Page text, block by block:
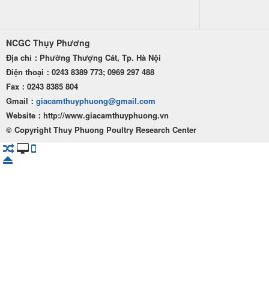
NCGC Thụy Phương
Địa chỉ：Phường Thượng Cát, Tp. Hà Nội
Điện thoại：0243 8389 773; 0969 297 488
Fax：0243 8385 804
Gmail： giacamthuyphuong@gmail.com
Website：http://www.giacamthuyphuong.vn
© Copyright Thuy Phuong Poultry Research Center